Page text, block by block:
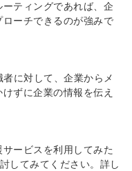
ティングであれば、企
ーチできるのが強みで
に対して、企業からメ
ずに企業の情報を伝え
ービスを利用してみた
してみてください。詳し